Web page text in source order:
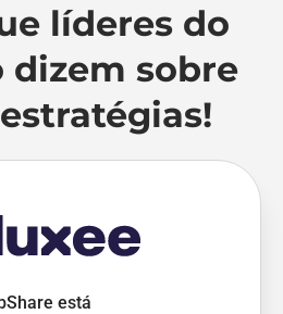
líderes do
dizem sobre
está